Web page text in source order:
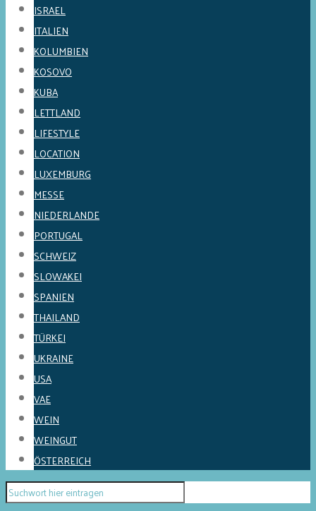
ISRAEL
ITALIEN
KOLUMBIEN
KOSOVO
KUBA
LETTLAND
LIFESTYLE
LOCATION
LUXEMBURG
MESSE
NIEDERLANDE
PORTUGAL
SCHWEIZ
SLOWAKEI
SPANIEN
THAILAND
TÜRKEI
UKRAINE
USA
VAE
WEIN
WEINGUT
ÖSTERREICH